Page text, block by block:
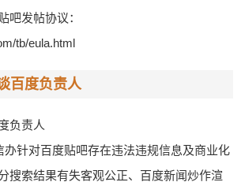
吧发帖协议：
tb/eula.html
百度负责人
负责人
办针对百度贴吧存在违法违规信息及商业化
搜索结果有失客观公正、百度新闻炒作渲